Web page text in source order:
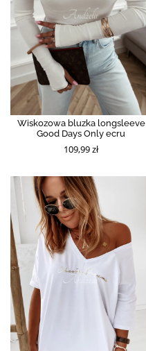
Wiskozowa bluzka longsleeve
Good Days Only ecru
109,99 zł